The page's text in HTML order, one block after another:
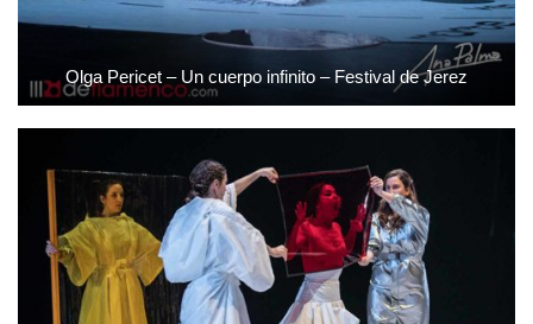
Olga Pericet – Un cuerpo infinito – Festival de Jerez